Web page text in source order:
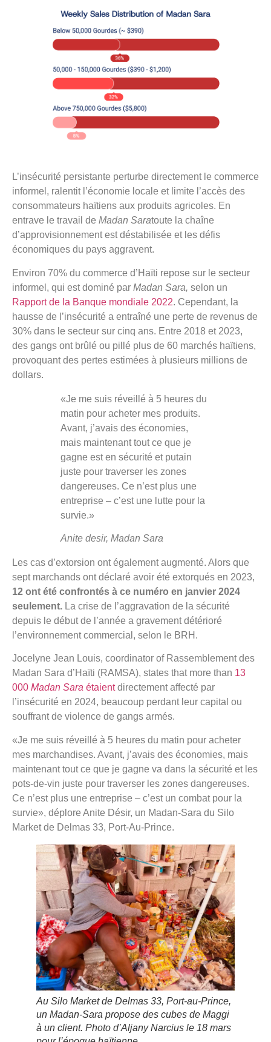
L’insécurité persistante perturbe directement le commerce
informel, ralentit l’économie locale et limite l’accès des
consommateurs haïtiens aux produits agricoles. En
entrave le travail de Madan Saratoute la chaîne
d’approvisionnement est déstabilisée et les défis
économiques du pays aggravent.
Environ 70% du commerce d’Haïti repose sur le secteur
informel, qui est dominé par Madan Sara, selon un
Rapport de la Banque mondiale 2022. Cependant, la
hausse de l’insécurité a entraîné une perte de revenus de
30% dans le secteur sur cinq ans. Entre 2018 et 2023,
des gangs ont brûlé ou pillé plus de 60 marchés haïtiens,
provoquant des pertes estimées à plusieurs millions de
dollars.
«Je me suis réveillé à 5 heures du
matin pour acheter mes produits.
Avant, j’avais des économies,
mais maintenant tout ce que je
gagne est en sécurité et putain
juste pour traverser les zones
dangereuses. Ce n’est plus une
entreprise – c’est une lutte pour la
survie.»
Anite desir, Madan Sara
Les cas d’extorsion ont également augmenté. Alors que
sept marchands ont déclaré avoir été extorqués en 2023,
12 ont été confrontés à ce numéro en janvier 2024
seulement. La crise de l’aggravation de la sécurité
depuis le début de l’année a gravement détérioré
l’environnement commercial, selon le BRH.
Jocelyne Jean Louis, coordinator of Rassemblement des
Madan Sara d’Haïti (RAMSA), states that more than 13
000 Madan Sara étaientdirectement affecté par
l’insécurité en 2024, beaucoup perdant leur capital ou
souffrant de violence de gangs armés.
«Je me suis réveillé à 5 heures du matin pour acheter
mes marchandises. Avant, j’avais des économies, mais
maintenant tout ce que je gagne va dans la sécurité et les
pots-de-vin juste pour traverser les zones dangereuses.
Ce n’est plus une entreprise – c’est un combat pour la
survie», déplore Anite Désir, un Madan-Sara du Silo
Market de Delmas 33, Port-Au-Prince.
Au Silo Market de Delmas 33, Port-au-Prince,
un Madan-Sara propose des cubes de Maggi
à un client. Photo d’Aljany Narcius le 18 mars